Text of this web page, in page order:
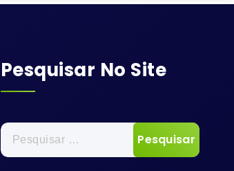
Pesquisar No Site
Pesquisar
por: